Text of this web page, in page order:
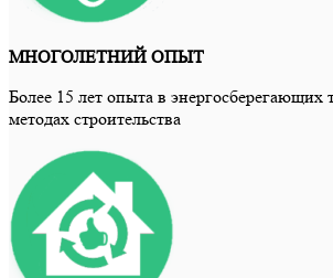
МНОГОЛЕТНИЙ ОПЫТ
Более 15 лет опыта в энергосберегающих
методах строительства